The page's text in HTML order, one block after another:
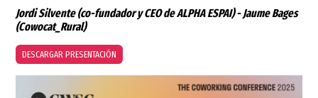
Jordi Silvente(co-fundador y CEO de ALPHA ESPAI) -Jaume Bages
(Cowocat_Rural)
DESCARGAR PRESENTACIÓN